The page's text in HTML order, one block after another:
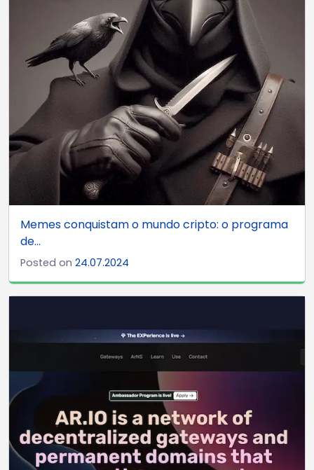
Memes conquistam o mundo cripto: o programa
de...
Posted on 24.07.2024